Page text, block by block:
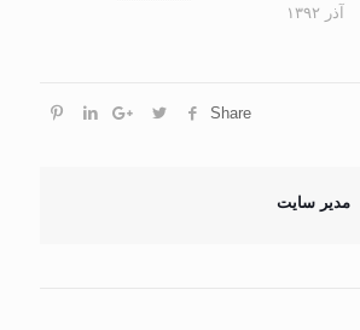
آذر ۱۳۹۲
Share
مدیر سایت